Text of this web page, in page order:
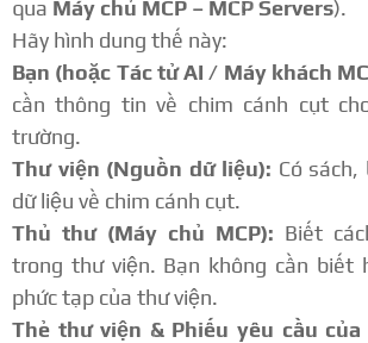
qua Máy chủ MCP – MCP Servers).
Hãy hình dung thế này:
Bạn (hoặc Tác tử AI / Máy khách
cần thông tin về chim cánh cụt
trường.
Thư viện (Nguồn dữ liệu): Có
dữ liệu về chim cánh cụt.
Thủ thư (Máy chủ MCP): Biết
trong thư viện. Bạn không cần biết
phức tạp của thư viện.
Thẻ thư viện & Phiếu yêu cầu